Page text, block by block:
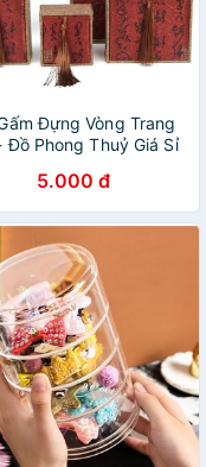
Đựng Vòng Trang
Đồ Phong Thuỷ Giá Sỉ
5.000 đ